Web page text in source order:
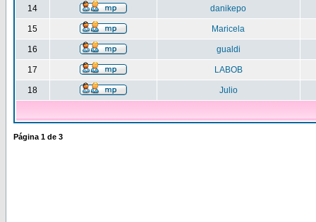
14 danikepo
15 Maricela
16 gualdi
17 LABOB
18 Julio
Página 1 de 3